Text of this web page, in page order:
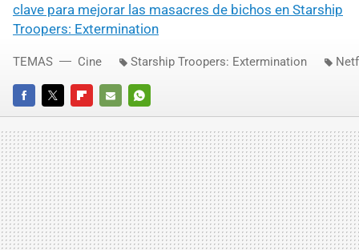
clave para mejorar las masacres de bichos en Starship
Troopers: Extermination
FACEBOOKTWITTERFLIPBOARD
E-
MAIL
WHATSAPP
TEMAS Cine Starship Troopers: Extermination